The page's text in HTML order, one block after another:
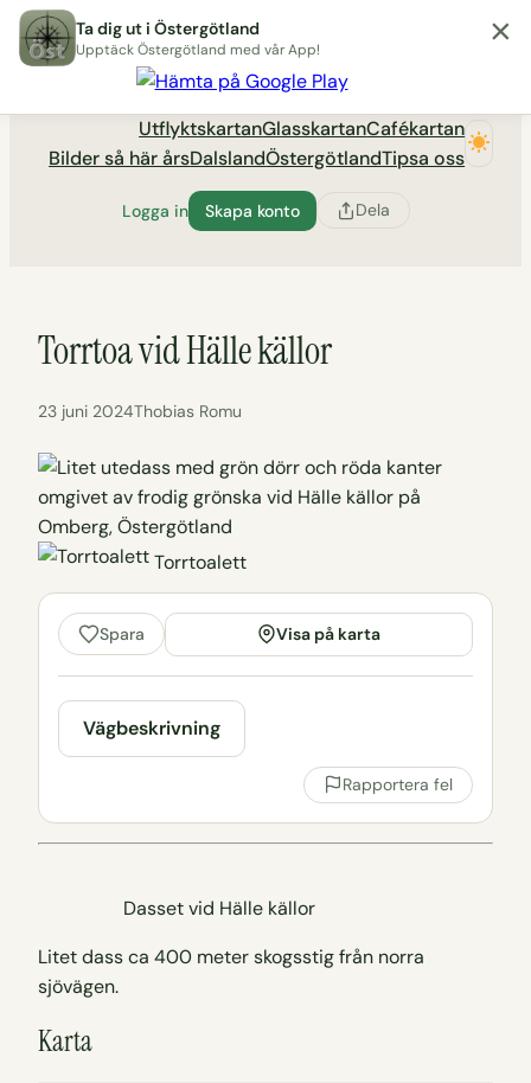
Hoppa
till
Utflyktsportalen tadigut.nu
UtflyktskartanGlasskartanCafékartan
Bilder så här årsDalslandÖstergötlandTipsa oss
Logga in Skapa konto Dela
Torrtoa vid Hälle källor
23 juni 2024Thobias Romu
Torrtoalett
Spara Visa på karta
Vägbeskrivning
Rapportera fel
Dasset vid Hälle källor
Litet dass ca 400 meter skogsstig från norra
sjövägen.
Karta
Ta dig ut i Östergötland
Upptäck Östergötland med vår App! ×